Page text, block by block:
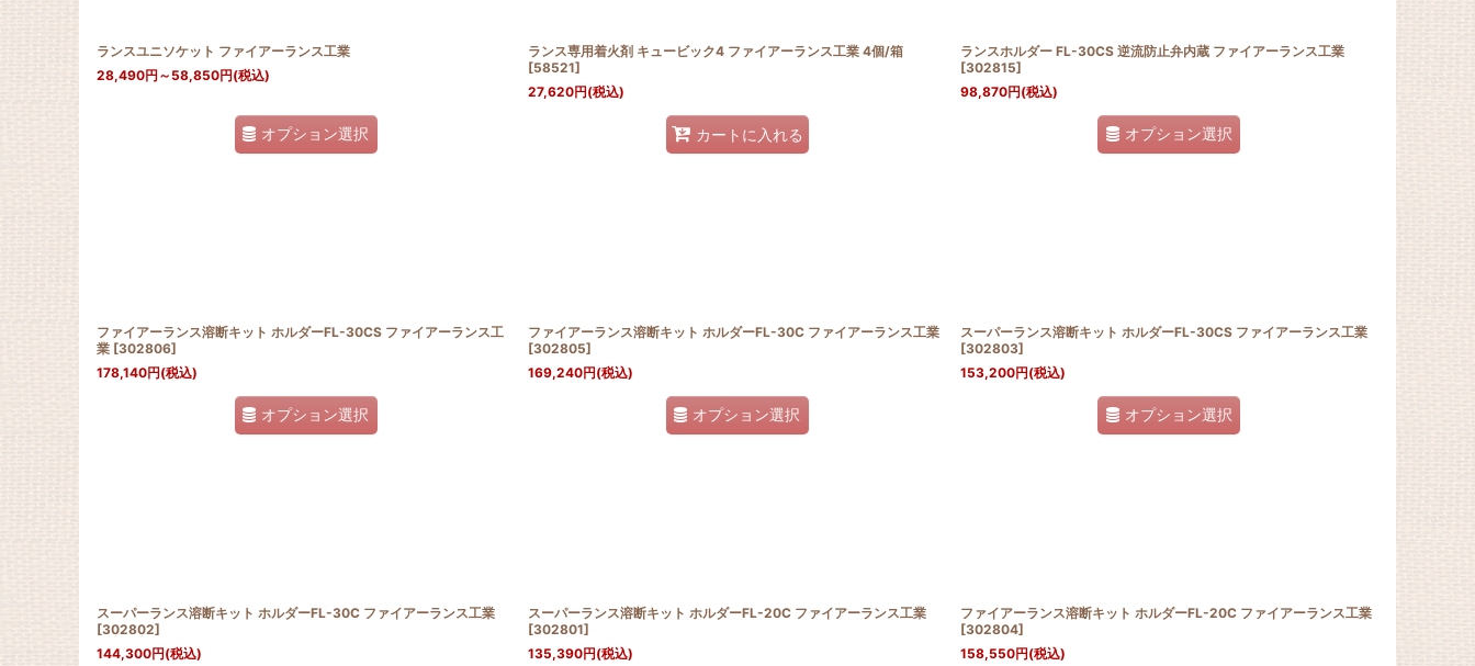
ランスユニソケット ファイアーランス工業
28,490円 ～58,850円(税込)
オプション選択
ランス専用着火剤 キュービック4 ファイアーランス工業 4個/箱
[58521]
27,620円(税込)
カートに入れる
ランスホルダー FL-30CS 逆流防止弁内蔵 ファイアーランス工業
[302815]
98,870円(税込)
オプション選択
ファイアーランス溶断キット ホルダーFL-30CS ファイアーランス工
業 [302806]
178,140円(税込)
オプション選択
ファイアーランス溶断キット ホルダーFL-30C ファイアーランス工業
[302805]
169,240円(税込)
オプション選択
スーパーランス溶断キット ホルダーFL-30CS ファイアーランス工業
[302803]
153,200円(税込)
オプション選択
スーパーランス溶断キット ホルダーFL-30C ファイアーランス工業
[302802]
144,300円(税込)
スーパーランス溶断キット ホルダーFL-20C ファイアーランス工業
[302801]
135,390円(税込)
ファイアーランス溶断キット ホルダーFL-20C ファイアーランス工業
[302804]
158,550円(税込)